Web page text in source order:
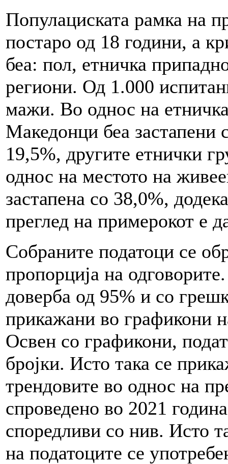
Популациската рамка на
постаро од 18 години, а
беа: пол, етничка
региони. Од 1.000
мажи. Во однос на
Македонци беа застапени
19,5%, другите етнички
однос на местото на
застапена со 38,0%,
преглед на примерокот е
Собраните податоци се
пропорција на
доверба од 95% и со
прикажани во графикони
Освен со графикони,
бројки. Исто така се
трендовите во однос на
спроведено во 2021
споредливи со нив. Исто
на податоците се